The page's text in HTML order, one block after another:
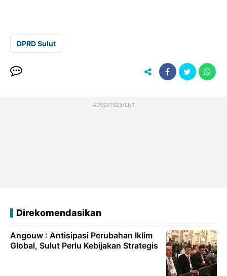
DPRD Sulut
ADVERTISEMENT
Direkomendasikan
Angouw : Antisipasi Perubahan Iklim
Global, Sulut Perlu Kebijakan Strategis